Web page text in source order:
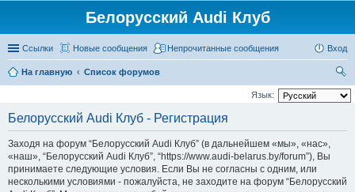
Белорусский Audi Клуб
Ссылки Новые сообщения Непрочитанные сообщения Вход
На главную
Список форумов
ои
Язык:
Белорусский Audi Клуб - Регистрация
Заходя на форум “Белорусский Audi Клуб” (в дальнейшем «мы», «нас»,
«наш», “Белорусский Audi Клуб”, “https://www.audi-belarus.by/forum”), Вы
принимаете следующие условия. Если Вы не согласны с одним, или
несколькими условиями - пожалуйста, не заходите на форум “Белорусский